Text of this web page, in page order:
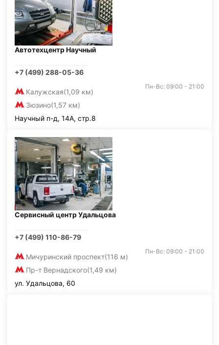
Автотехцентр Научный
+7 (499) 288-05-36
Калужская(1,09 км)
Зюзино(1,57 км)
Пн-Вс: 09:00 - 21:00
Научный п-д, 14А, стр.8
Сервисный центр Удальцова
+7 (499) 110-86-79
Мичуринский проспект(116 м)
Пр-т Вернадского(1,49 км)
Пн-Вс: 09:00 - 21:00
ул. Удальцова, 60